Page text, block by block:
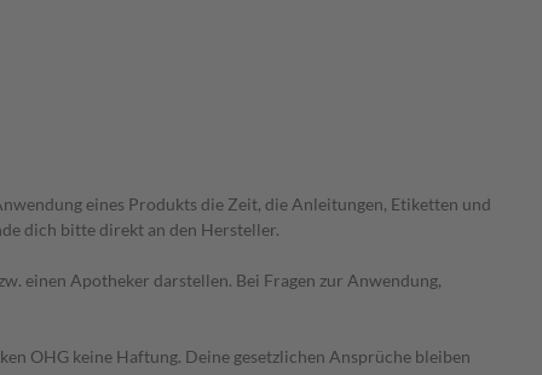
eines Produkts die Zeit, die Anleitungen, Etiketten und
dich bitte direkt an den Hersteller.
einen Apotheker darstellen. Bei Fragen zur Anwendung,
OHG keine Haftung. Deine gesetzlichen Ansprüche bleiben